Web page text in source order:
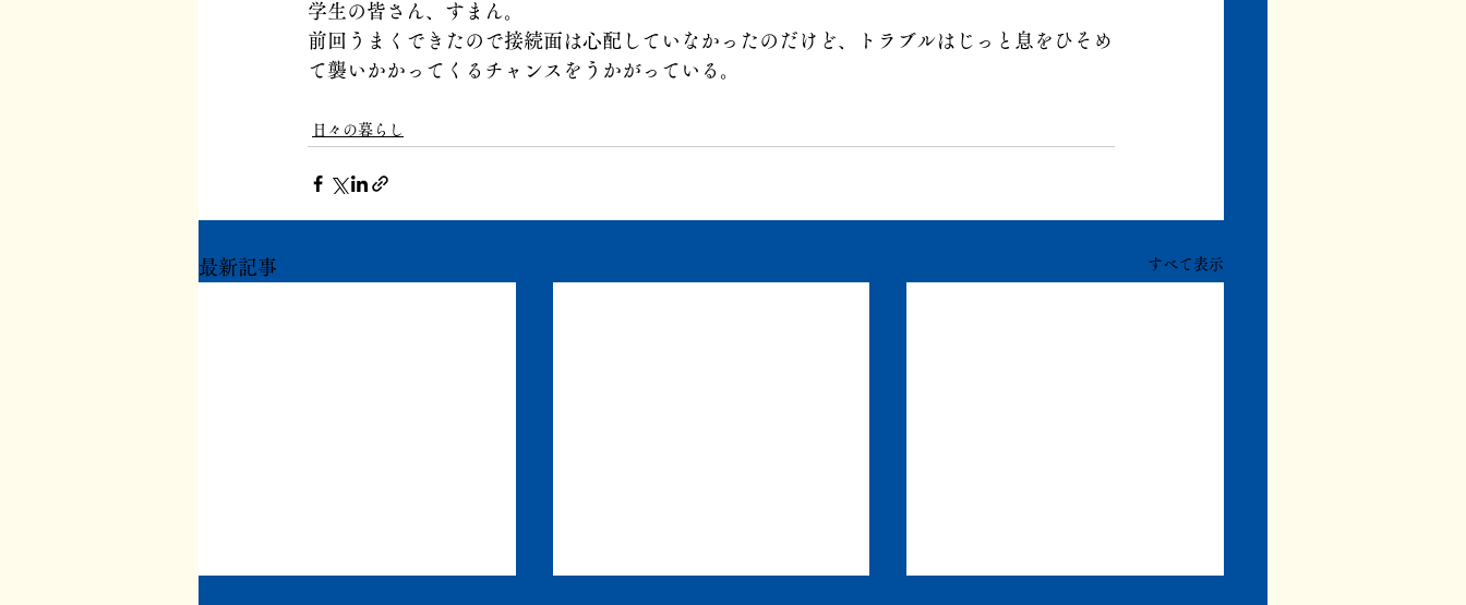
学生の皆さん、すまん。
前回うまくできたので接続面は心配していなかったのだけど、トラブルはじっと息をひそめ
て襲いかかってくるチャンスをうかがっている。
日々の暮らし
最新記事 すべて表示